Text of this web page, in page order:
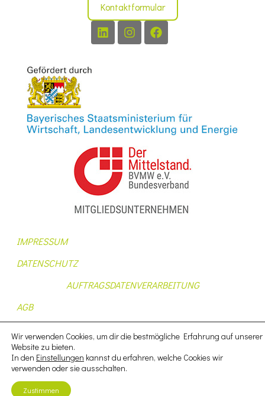
Kontaktformular
IMPRESSUM
DATENSCHUTZ
AUFTRAGSDATENVERARBEITUNG
AGB
Wir verwenden Cookies, um dir die bestmögliche Erfahrung auf unserer
Website zu bieten.
In den Einstellungen kannst du erfahren, welche Cookies wir
verwenden oder sie ausschalten.
Zustimmen